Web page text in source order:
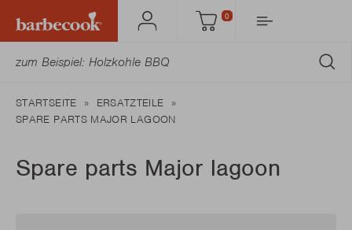
Mein
Einkaufswagen
0
STARTSEITE
ERSATZTEILE
SPARE PARTS MAJOR LAGOON
Spare parts Major lagoon